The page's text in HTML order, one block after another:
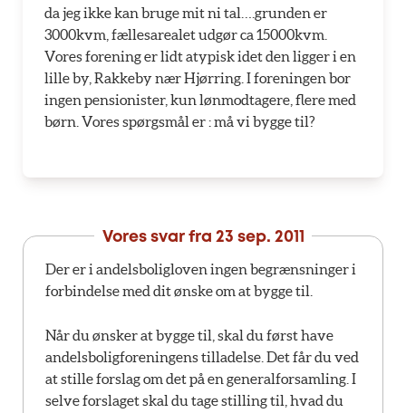
da jeg ikke kan bruge mit ni tal….grunden er
3000kvm, fællesarealet udgør ca 15000kvm.
Vores forening er lidt atypisk idet den ligger i en
lille by, Rakkeby nær Hjørring. I foreningen bor
ingen pensionister, kun lønmodtagere, flere med
børn. Vores spørgsmål er : må vi bygge til?
Vores svar fra 23 sep. 2011
Der er i andelsboligloven ingen begrænsninger i
forbindelse med dit ønske om at bygge til.
Når du ønsker at bygge til, skal du først have
andelsboligforeningens tilladelse. Det får du ved
at stille forslag om det på en generalforsamling. I
selve forslaget skal du tage stilling til, hvad du